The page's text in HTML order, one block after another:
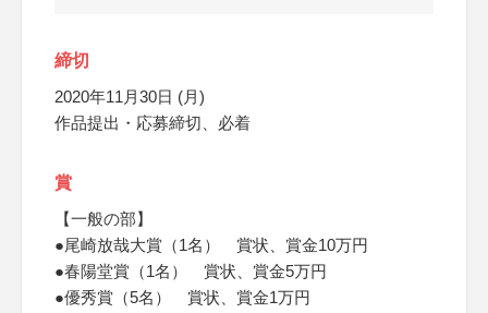
締切
2020年11月30日 (月)
作品提出・応募締切、必着
賞
【一般の部】
●尾崎放哉大賞（1名） 賞状、賞金10万円
●春陽堂賞（1名） 賞状、賞金5万円
●優秀賞（5名） 賞状、賞金1万円